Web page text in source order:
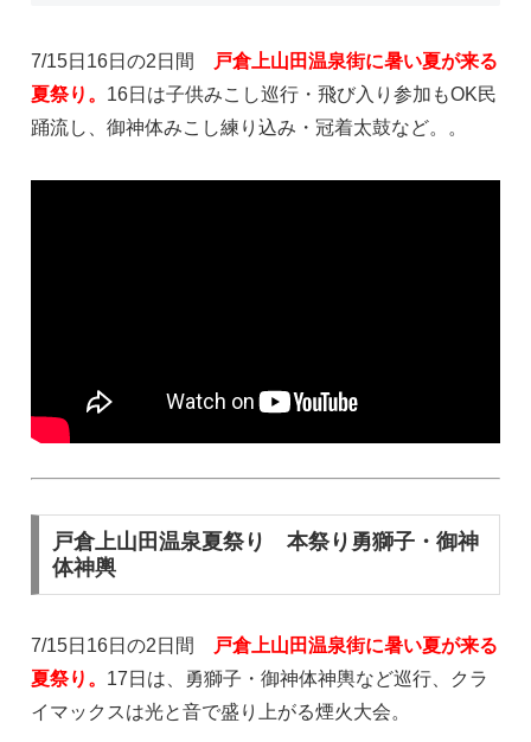
7/15日16日の2日間
戸倉上山田温泉街に暑い夏が来る
夏祭り。 16日は子供みこし巡行・飛び入り参加もOK民
踊流し、御神体みこし練り込み・冠着太鼓など。。
戸倉上山田温泉夏祭り 本祭り勇獅子・御神
体神輿
7/15日16日の2日間
戸倉上山田温泉街に暑い夏が来る
夏祭り。 17日は、勇獅子・御神体神輿など巡行、クラ
イマックスは光と音で盛り上がる煙火大会。